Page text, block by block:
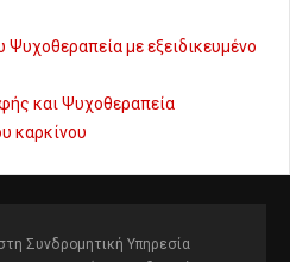
Ψυχοθεραπεία με εξειδικευμένο
και Ψυχοθεραπεία
καρκίνου
Συνδρομητική Υπηρεσία